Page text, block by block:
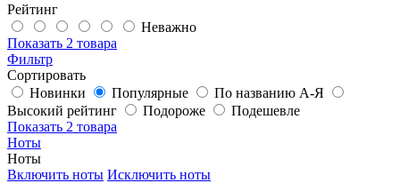
Рейтинг
Неважно
Показать 2 товара
Фильтр
Сортировать
Новинки
Популярные
По названию А-Я
Высокий рейтинг
Подороже
Подешевле
Показать 2 товара
Ноты
Ноты
Включить ноты Исключить ноты